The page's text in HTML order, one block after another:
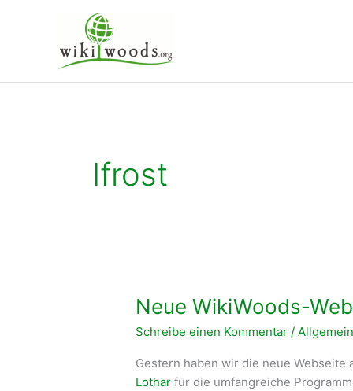
Ifrost
Neue WikiWoods-
Schreibe einen Kommentar /Allgemein
Gestern haben wir die neue
Lothar für die umfangreiche